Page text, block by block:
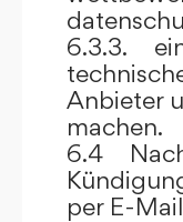
6.3.3.
Anbieter
machen.
6.4 Nach
per E-